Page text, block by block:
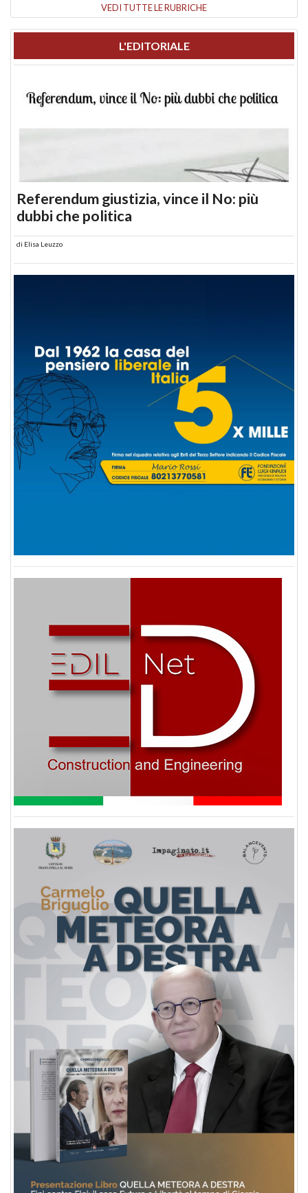
VEDI TUTTE LE RUBRICHE
L'EDITORIALE
Referendum giustizia, vince il No: più
dubbi che politica
di Elisa Leuzzo